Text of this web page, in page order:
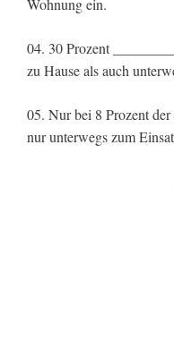
Wohnung ein.
04. 30 Prozent
zu Hause als auch
05. Nur bei 8 Prozent
nur unterwegs zum